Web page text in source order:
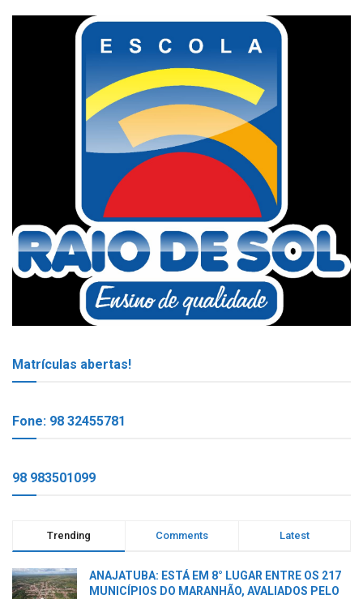
Matrículas abertas!
Fone: 98 32455781
98 983501099
Trending Comments Latest
ANAJATUBA: ESTÁ EM 8° LUGAR ENTRE OS 217
MUNICÍPIOS DO MARANHÃO, AVALIADOS PELO